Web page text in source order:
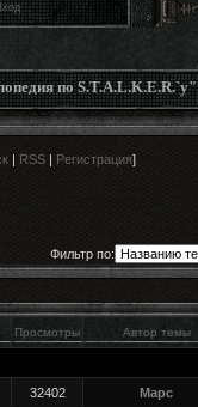
по S.T.A.L.K.E.R.`у"
| RSS| Регистрация]
Фильтр по:
Просмотры Автор темы
32402 Марс